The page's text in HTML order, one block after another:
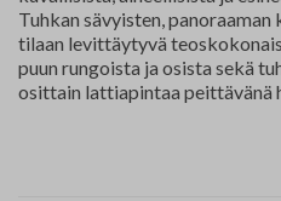
Tuhkan sävyisten,
tilaan levittäytyvä
puun rungoista ja osista sekä
osittain lattiapintaa peittävänä